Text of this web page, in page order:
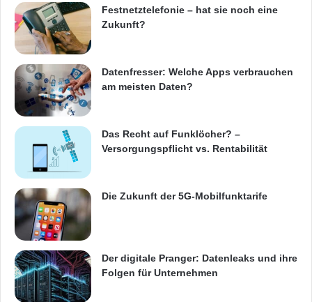
M1) erwerben. Das dreiteilige Zubehör-Set im
Wert von 179 Euro gibt es jeweils zum Kauf
der Sony Xperia XZ1 Modelle gratis dazu.
Quelle: 100zehn GmbH
ARKM.marketing
Angebot
SonyXperiaXZ1 Zubehör
Festnetztelefonie – hat sie noch eine
Zukunft?
Datenfresser: Welche Apps verbrauchen
am meisten Daten?
Das Recht auf Funklöcher? –
Versorgungspflicht vs. Rentabilität
Die Zukunft der 5G-Mobilfunktarife
Der digitale Pranger: Datenleaks und ihre
Folgen für Unternehmen